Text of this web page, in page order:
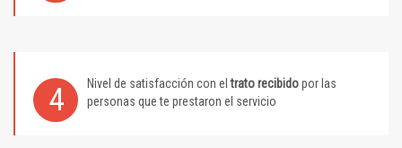
4 Nivel de satisfacción con eltrato recibidopor las
personas que te prestaron el servicio